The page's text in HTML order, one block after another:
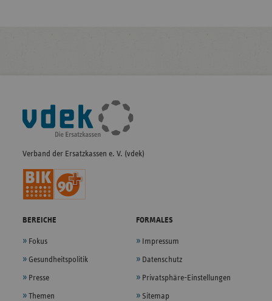
Fußleisten-
Navigation
Verband der Ersatzkassen e. V. (vdek)
BEREICHE
Fokus
Gesundheitspolitik
Presse
Themen
FORMALES
Impressum
Datenschutz
Privatsphäre-Einstellungen
Sitemap